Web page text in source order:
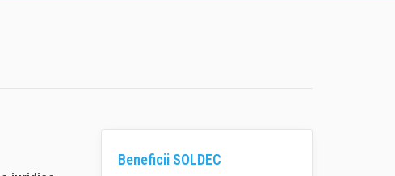
Beneficii SOLDEC